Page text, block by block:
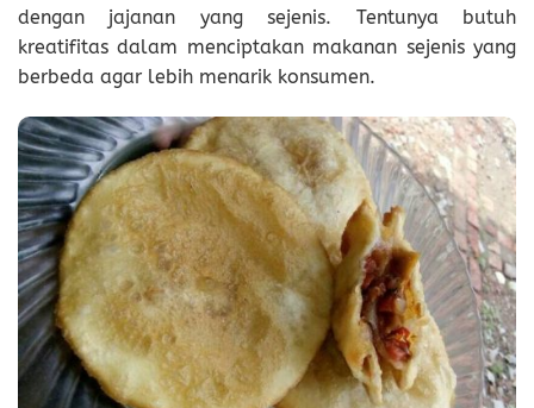
dengan jajanan yang sejenis. Tentunya butuh
kreatifitas dalam menciptakan makanan sejenis yang
berbeda agar lebih menarik konsumen.